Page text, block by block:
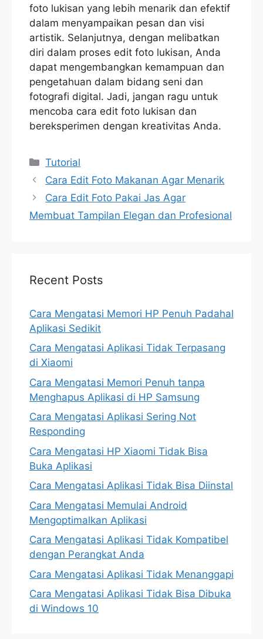
foto lukisan yang lebih menarik dan efektif
dalam menyampaikan pesan dan visi
artistik. Selanjutnya, dengan melibatkan
diri dalam proses edit foto lukisan, Anda
dapat mengembangkan kemampuan dan
pengetahuan dalam bidang seni dan
fotografi digital. Jadi, jangan ragu untuk
mencoba cara edit foto lukisan dan
bereksperimen dengan kreativitas Anda.
Categories
Tutorial
Cara Edit Foto Makanan Agar Menarik
Cara Edit Foto Pakai Jas Agar
Membuat Tampilan Elegan dan Profesional
Recent Posts
Cara Mengatasi Memori HP Penuh Padahal
Aplikasi Sedikit
Cara Mengatasi Aplikasi Tidak Terpasang
di Xiaomi
Cara Mengatasi Memori Penuh tanpa
Menghapus Aplikasi di HP Samsung
Cara Mengatasi Aplikasi Sering Not
Responding
Cara Mengatasi HP Xiaomi Tidak Bisa
Buka Aplikasi
Cara Mengatasi Aplikasi Tidak Bisa Diinstal
Cara Mengatasi Memulai Android
Mengoptimalkan Aplikasi
Cara Mengatasi Aplikasi Tidak Kompatibel
dengan Perangkat Anda
Cara Mengatasi Aplikasi Tidak Menanggapi
Cara Mengatasi Aplikasi Tidak Bisa Dibuka
di Windows 10